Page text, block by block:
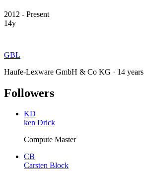
2012 - Present
14y
GBL
Haufe-Lexware GmbH & Co KG · 14 years
Followers
KD
ken Drick
Compute Master
CB
Carsten Block